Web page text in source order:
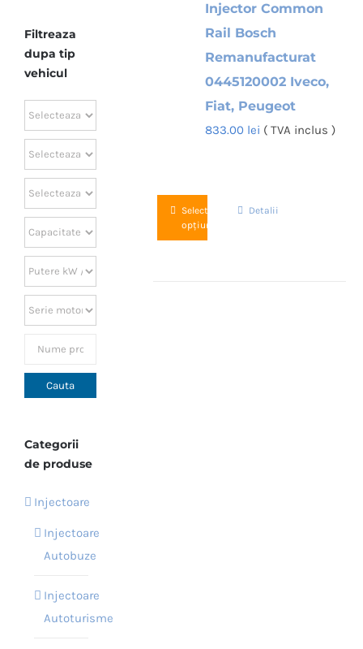
Injector Common
Rail Bosch
Remanufacturat
0445120002 Iveco,
Fiat, Peugeot
833.00 lei ( TVA inclus )
Selectează
opțiunile
Acest
produs
Detalii
Filtreaza
dupa tip
vehicul
Categorii
de produse
Injectoare
Injectoare
Autobuze
Injectoare
Autoturisme